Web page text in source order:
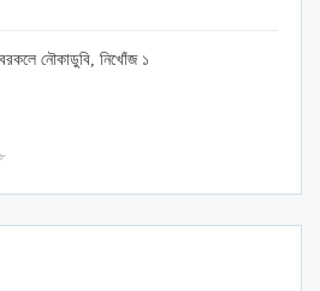
বরকলে নৌকাডুবি, নিখোঁজ ১